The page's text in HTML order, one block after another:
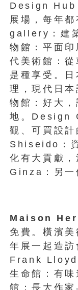
Design Hub
展場，每年
gallery：建
物館：平面
代美術館：
是種享受。
理，現代日
物館：好大
地。Design
觀、可買設
Shiseido：
化有大貢獻
Ginza：另一
Maison
免費。橫濱
年展一起造訪
Frank Lloyd
生命館：有
館：長大作